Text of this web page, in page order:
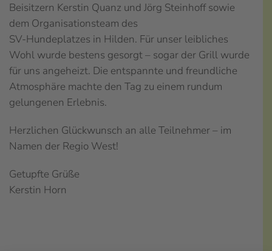
Beisitzern Kerstin Quanz und Jörg Steinhoff sowie
dem Organisationsteam des
SV-Hundeplatzes in Hilden. Für unser leibliches
Wohl wurde bestens gesorgt – sogar der Grill wurde
für uns angeheizt. Die entspannte und freundliche
Atmosphäre machte den Tag zu einem rundum
gelungenen Erlebnis.
Herzlichen Glückwunsch an alle Teilnehmer – im
Namen der Regio West!
Getupfte Grüße
Kerstin Horn